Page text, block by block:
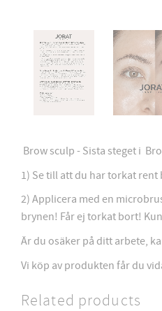
Brow sculp - Sista steget i
1) Se till att du har torkat
2) Applicera med en
brynen! Får ej torkat bort!
Är du osäker på ditt arbete,
Vi köp av produkten får du
Related products